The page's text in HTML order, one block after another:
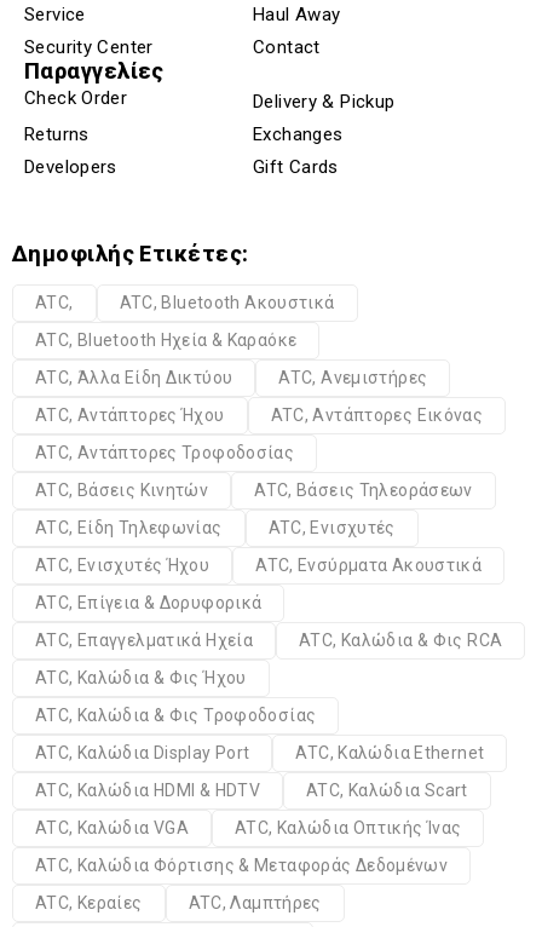
Service
Haul Away
Security Center
Contact
Παραγγελίες
Check Order
Delivery & Pickup
Returns
Exchanges
Developers
Gift Cards
Δημοφιλής Ετικέτες:
ATC,
ATC, Bluetooth Ακουστικά
ATC, Bluetooth Ηχεία & Καραόκε
ATC, Άλλα Είδη Δικτύου
ATC, Ανεμιστήρες
ATC, Αντάπτορες Ήχου
ATC, Αντάπτορες Εικόνας
ATC, Αντάπτορες Τροφοδοσίας
ATC, Βάσεις Κινητών
ATC, Βάσεις Τηλεοράσεων
ATC, Είδη Τηλεφωνίας
ATC, Ενισχυτές
ATC, Ενισχυτές Ήχου
ATC, Ενσύρματα Ακουστικά
ATC, Επίγεια & Δορυφορικά
ATC, Επαγγελματικά Ηχεία
ATC, Καλώδια & Φις RCA
ATC, Καλώδια & Φις Ήχου
ATC, Καλώδια & Φις Τροφοδοσίας
ATC, Καλώδια Display Port
ATC, Καλώδια Ethernet
ATC, Καλώδια HDMI & HDTV
ATC, Καλώδια Scart
ATC, Καλώδια VGA
ATC, Καλώδια Οπτικής Ίνας
ATC, Καλώδια Φόρτισης & Μεταφοράς Δεδομένων
ATC, Κεραίες
ATC, Λαμπτήρες